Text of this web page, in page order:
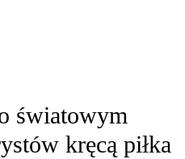
światowym
kręcą piłka